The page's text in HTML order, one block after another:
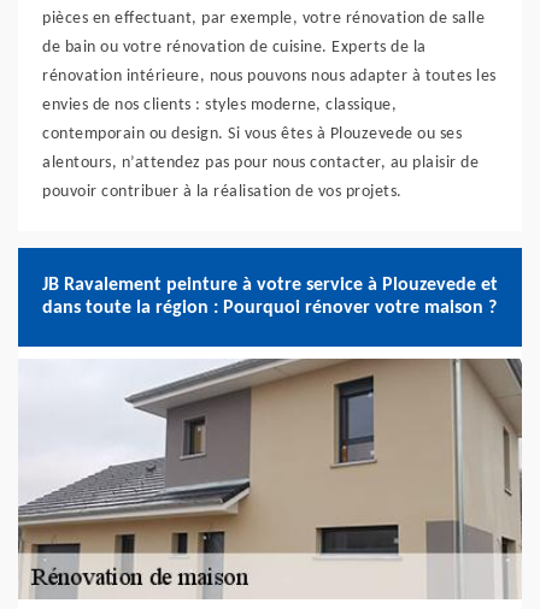
pièces en effectuant, par exemple, votre rénovation de salle
de bain ou votre rénovation de cuisine. Experts de la
rénovation intérieure, nous pouvons nous adapter à toutes les
envies de nos clients : styles moderne, classique,
contemporain ou design. Si vous êtes à Plouzevede ou ses
alentours, n’attendez pas pour nous contacter, au plaisir de
pouvoir contribuer à la réalisation de vos projets.
JB Ravalement peinture à votre service à Plouzevede et
dans toute la région : Pourquoi rénover votre maison ?